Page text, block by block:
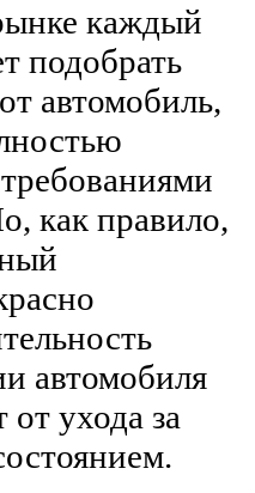
каждый
подобрать
автомобиль,
как правило,
автомобиля
ухода за